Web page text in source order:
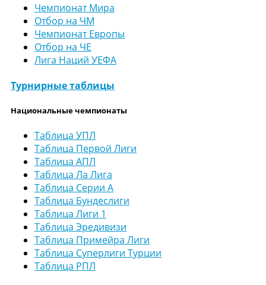
Чемпионат Мира
Отбор на ЧМ
Чемпионат Европы
Отбор на ЧЕ
Лига Наций УЕФА
Турнирные таблицы
Национальные чемпионаты
Таблица УПЛ
Таблица Первой Лиги
Таблица АПЛ
Таблица Ла Лига
Таблица Серии А
Таблица Бундеслиги
Таблица Лиги 1
Таблица Эредивизи
Таблица Примейра Лиги
Таблица Суперлиги Турции
Таблица РПЛ